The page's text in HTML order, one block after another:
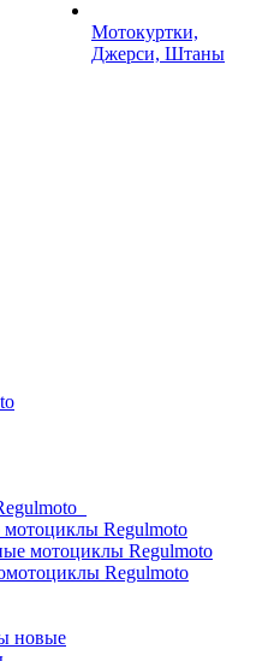
Мотокуртки,
Джерси, Штаны
Regulmoto
мотоциклы Regulmoto
Regulmoto
новые